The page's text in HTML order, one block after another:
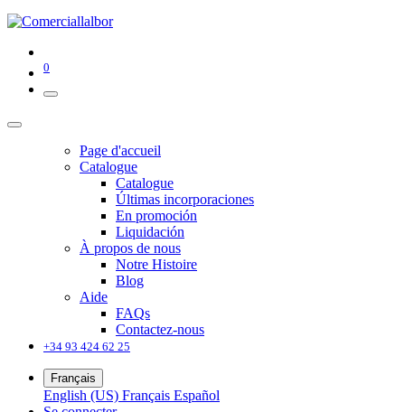
0
Page d'accueil
Catalogue
Catalogue
Últimas incorporaciones
En promoción
Liquidación
À propos de nous
Notre Histoire
Blog
Aide
FAQs
Contactez-nous
+34 93 424 62 25
Français
English (US) Français Español